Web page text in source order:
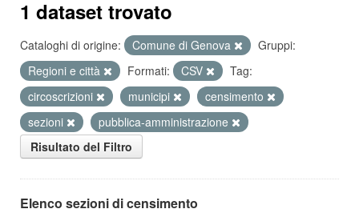
1 dataset trovato
Cataloghi di origine: Comune di Genova
Gruppi:
Regioni e città
Formati: CSV
Tag:
circoscrizioni
municipi
censimento
sezioni
pubblica-amministrazione
Risultato del Filtro
Elenco sezioni di censimento